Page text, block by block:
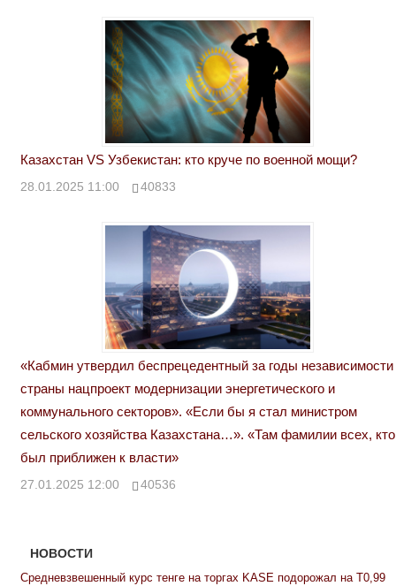
Казахстан VS Узбекистан: кто круче по военной мощи?
28.01.2025 11:00 40833
«Кабмин утвердил беспрецедентный за годы независимости
страны нацпроект модернизации энергетического и
коммунального секторов». «Если бы я стал министром
сельского хозяйства Казахстана…». «Там фамилии всех, кто
был приближен к власти»
27.01.2025 12:00 40536
НОВОСТИ
Средневзвешенный курс тенге на торгах KASE подорожал на Т0,99